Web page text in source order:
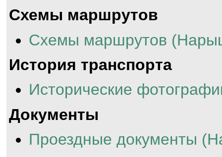
Схемы маршрутов
Схемы маршрутов
История транспорта
Исторические
Документы
Проездные документы